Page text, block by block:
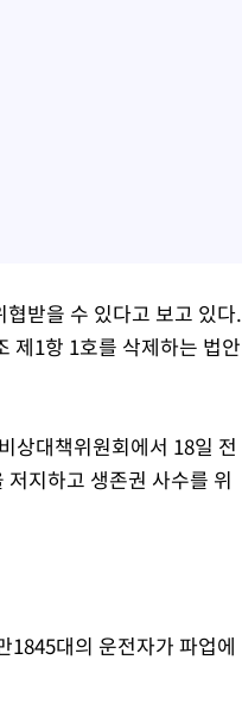
받을 수 있다고 보고 있다.
제1항 1호를 삭제하는 법안
상대책위원회에서 18일 전
지하고 생존권 사수를 위
1845대의 운전자가 파업에